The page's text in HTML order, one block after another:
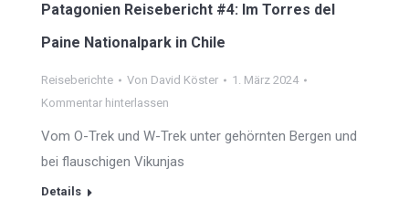
Patagonien Reisebericht #4: Im Torres del
Paine Nationalpark in Chile
Reiseberichte Von David Köster
1. März 2024
Kommentar hinterlassen
Vom O-Trek und W-Trek unter gehörnten Bergen und
bei flauschigen Vikunjas
Details